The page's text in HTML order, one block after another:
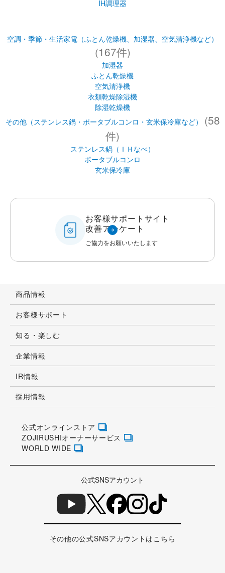
IH調理器
空調・季節・生活家電（ふとん乾燥機、加湿器、空気清浄機など）
(167件)
加湿器
ふとん乾燥機
空気清浄機
衣類乾燥除湿機
除湿乾燥機
その他（ステンレス鍋・ポータブルコンロ・玄米保冷庫など）
(58
件)
ステンレス鍋（ＩＨなべ）
ポータブルコンロ
玄米保冷庫
お客様サポートサイト
改善アンケート
ご協力をお願いいたします
商品情報
お客様サポート
知る・楽しむ
企業情報
IR情報
採用情報
公式オンラインストア
ZOJIRUSHIオーナーサービス
WORLD WIDE
公式SNSアカウント
その他の公式SNSアカウントはこちら